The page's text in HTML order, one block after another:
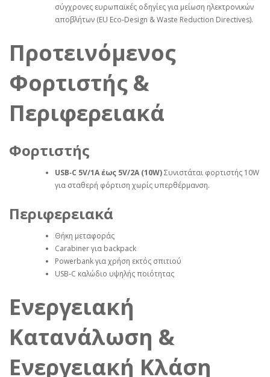
σύγχρονες ευρωπαϊκές οδηγίες για μείωση ηλεκτρονικών
αποβλήτων (EU Eco‑Design & Waste Reduction Directives).
Προτεινόμενος
Φορτιστής &
Περιφερειακά
Φορτιστής
USB‑C 5V/1A έως 5V/2A (10W)Συνιστάται φορτιστής 10W
για σταθερή φόρτιση χωρίς υπερθέρμανση.
Περιφερειακά
Θήκη μεταφοράς
Carabiner για backpack
Powerbank για χρήση εκτός σπιτιού
USB‑C καλώδιο υψηλής ποιότητας
Ενεργειακή
Κατανάλωση &
Ενεργειακή Κλάση